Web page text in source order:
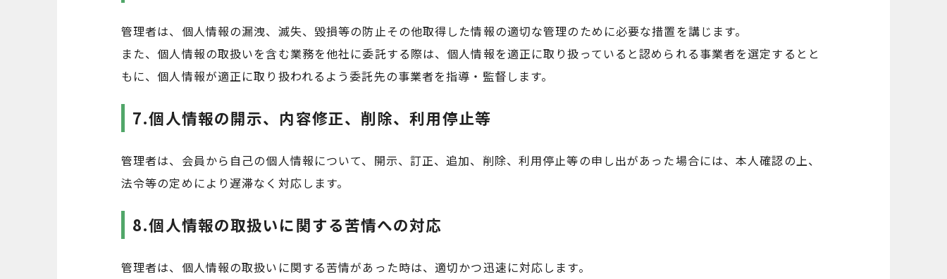
管理者は、個人情報の漏洩、滅失、毀損等の防止その他取得した情報の適切な管理のために必要な措置を講じます。
また、個人情報の取扱いを含む業務を他社に委託する際は、個人情報を適正に取り扱っていると認められる事業者を選定するとと
もに、個人情報が適正に取り扱われるよう委託先の事業者を指導・監督します。
7.個人情報の開示、内容修正、削除、利用停止等
管理者は、会員から自己の個人情報について、開示、訂正、追加、削除、利用停止等の申し出があった場合には、本人確認の上、
法令等の定めにより遅滞なく対応します。
8.個人情報の取扱いに関する苦情への対応
管理者は、個人情報の取扱いに関する苦情があった時は、適切かつ迅速に対応します。